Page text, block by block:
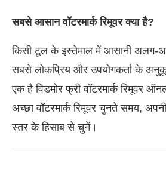
सबसे आसान वॉटरमार्क रिमूवर क्या है?
किसी टूल के इस्तेमाल में आसानी अलग-
सबसे लोकप्रिय और उपयोगकर्ता के
एक है विडमोर फ्री वॉटरमार्क रिमूवर
अच्छा वॉटरमार्क रिमूवर चुनते समय,
स्तर के हिसाब से चुनें।